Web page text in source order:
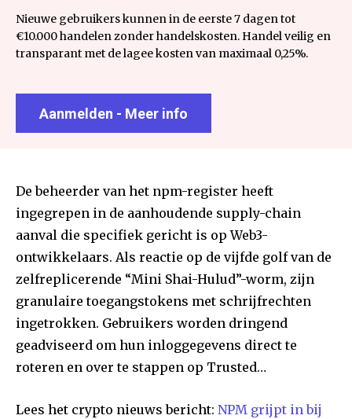
Nieuwe gebruikers kunnen in de eerste 7 dagen tot
€10.000 handelen zonder handelskosten. Handel veilig en
transparant met de lagee kosten van maximaal 0,25%.
Aanmelden - Meer info
De beheerder van het npm-register heeft
ingegrepen in de aanhoudende supply-chain
aanval die specifiek gericht is op Web3-
ontwikkelaars. Als reactie op de vijfde golf van de
zelfreplicerende “Mini Shai-Hulud”-worm, zijn
granulaire toegangstokens met schrijfrechten
ingetrokken. Gebruikers worden dringend
geadviseerd om hun inloggegevens direct te
roteren en over te stappen op Trusted…
Lees het crypto nieuws bericht: NPM grijpt in bij